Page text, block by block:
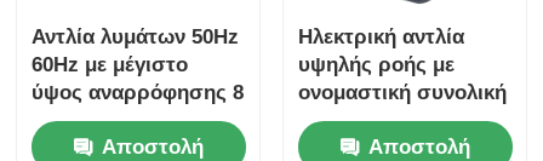
Αντλία λυμάτων 50Hz
60Hz με μέγιστο
ύψος αναρρόφησης 8
m και ονομαστικό
συνολικόΑποστολή
Ηλεκτρική αντλία
υψηλής ροής με
ονομαστική συνολική
μανομετρική πίεση
16m σχεδιασμένη για
Αποστολή